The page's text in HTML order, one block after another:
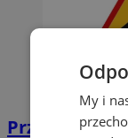
Przebudowa
My i